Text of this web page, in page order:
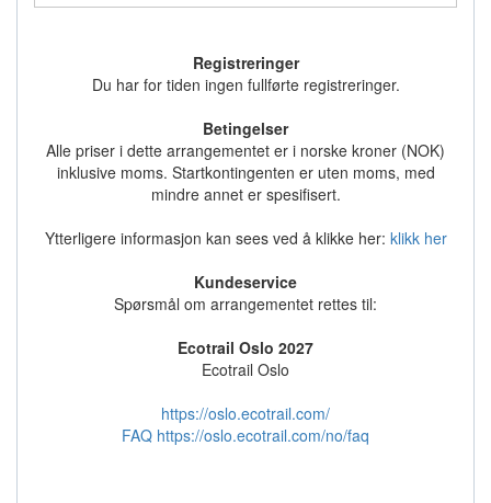
Registreringer
Du har for tiden ingen fullførte registreringer.
Betingelser
Alle priser i dette arrangementet er i norske kroner (NOK)
inklusive moms. Startkontingenten er uten moms, med
mindre annet er spesifisert.
Ytterligere informasjon kan sees ved å klikke her: klikk her
Kundeservice
Spørsmål om arrangementet rettes til:
Ecotrail Oslo 2027
Ecotrail Oslo
https://oslo.ecotrail.com/
FAQ https://oslo.ecotrail.com/no/faq